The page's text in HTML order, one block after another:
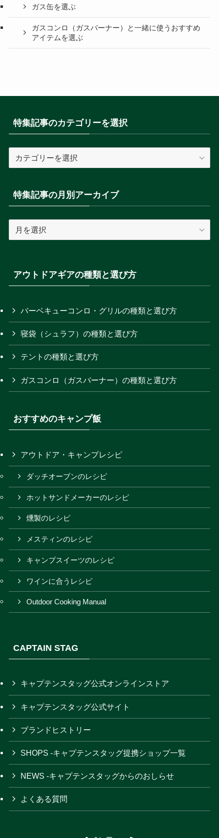
ガス缶を選ぶ
ガスコンロ（ガスバーナー）と一緒に使うおすすめ
アイテムを選ぶ
特集記事のカテゴリーを選択
集
事
の
ゴ
を
選
特集記事の月別アーカイブ
集
の
月
ア
ー
カ
イ
ブ
アウトドアギアの種類と選び方
バーベキューコンロ・グリルの種類と選び方
寝袋（シュラフ）の種類と選び方
テントの種類と選び方
ガスコンロ（ガスバーナー）の種類と選び方
おすすめのキャンプ飯
アウトドア・キャンプレシピ
ダッチオーブンのレシピ
ホットサンドメーカーのレシピ
燻製のレシピ
メスティンのレシピ
キャンプスイーツのレシピ
ワインに合うレシピ
Outdoor Cooking Manual
CAPTAIN STAG
キャプテンスタッグ公式オンラインストア
キャプテンスタッグ公式サイト
ブランドヒストリー
SHOPS -キャプテンスタッグ提携ショップ一覧
NEWS -キャプテンスタッグからのおしらせ
よくある質問